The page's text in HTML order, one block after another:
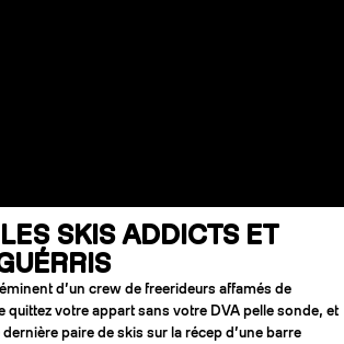
SKIS ADDICTS ET
d’un crew de freerideurs affamés de
quittez votre appart sans votre DVA pelle sonde, et
paire de skis sur la récep d’une barre